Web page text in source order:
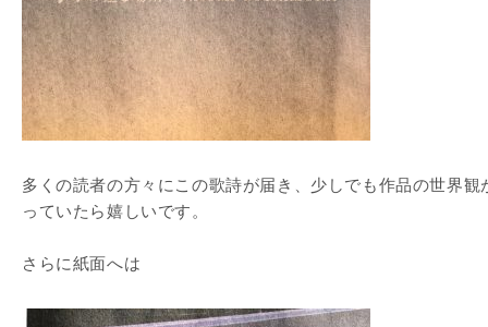
多くの読者の方々にこの歌詩が届き、少しでも作品の世界観
っていたら嬉しいです。
さらに紙面へは